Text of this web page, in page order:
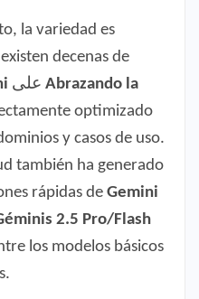
la variedad es
decenas de
Abrazando la
optimizado
y casos de uso.
también ha generado
rápidas de Gemini
2.5 Pro/Flash
los modelos básicos